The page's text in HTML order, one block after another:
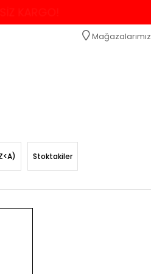
Mağazalarımız
Stoktakiler